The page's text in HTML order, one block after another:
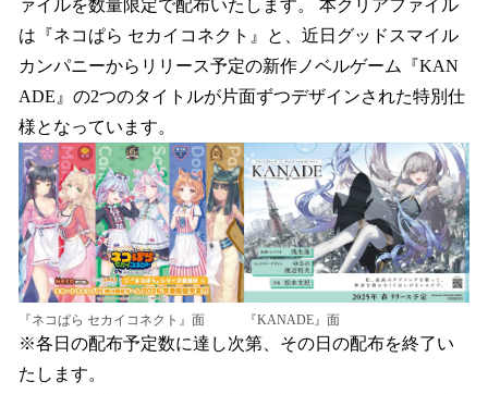
ァイルを数量限定で配布いたします。 本クリアファイル
は『ネコぱら セカイコネクト』と、近日グッドスマイル
カンパニーからリリース予定の新作ノベルゲーム『KAN
ADE』の2つのタイトルが片面ずつデザインされた特別仕
様となっています。
『ネコぱら セカイコネクト』面 『KANADE』面
※各日の配布予定数に達し次第、その日の配布を終了い
たします。